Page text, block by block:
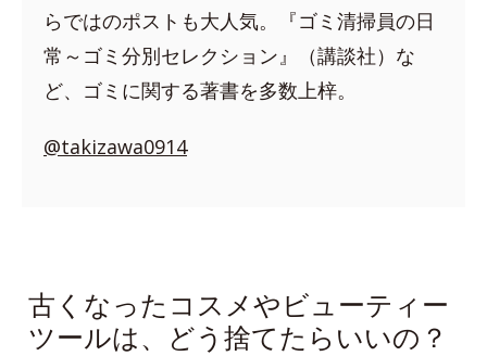
らではのポストも大人気。『ゴミ清掃員の日
常～ゴミ分別セレクション』（講談社）な
ど、ゴミに関する著書を多数上梓。
@takizawa0914
古くなったコスメやビューティー
ツールは、どう捨てたらいいの？